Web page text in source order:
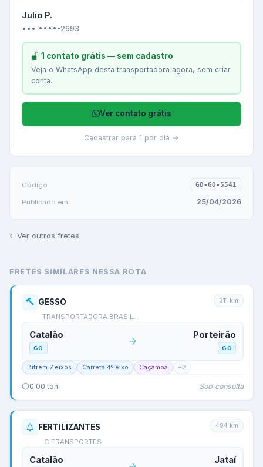
Julio P.
••• ••••-2693
1 contato grátis — sem cadastro
Veja o WhatsApp desta transportadora agora, sem criar
conta.
Ver contato grátis
Cadastrar para 1 por dia →
Código GO-GO-5541
Publicado em 25/04/2026
Ver outros fretes
FRETES SIMILARES NESSA ROTA
GESSO
TRANSPORTADORA BRASIL…
311 km
Catalão
GO
Porteirão
GO
Bitrem 7 eixos Carreta 4º eixo Caçamba +2
0.00 ton Sob consulta
FERTILIZANTES
IC TRANSPORTES
494 km
Catalão Jataí